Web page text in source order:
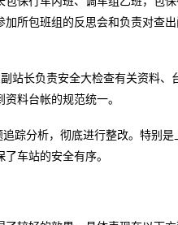
所包班组的反思会和负责对查
站长负责安全大检查有关资料、
料台帐的规范统一。
踪分析，彻底进行整改。特别
车站的安全有序。